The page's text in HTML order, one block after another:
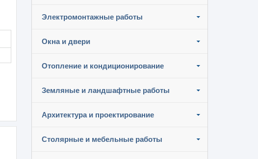
Электромонтажные работы
Окна и двери
Отопление и кондиционирование
Земляные и ландшафтные работы
Архитектура и проектирование
Столярные и мебельные работы